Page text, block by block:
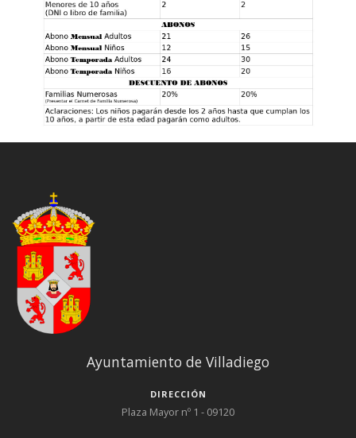
Ayuntamiento de Villadiego
DIRECCIÓN
Plaza Mayor nº 1 - 09120